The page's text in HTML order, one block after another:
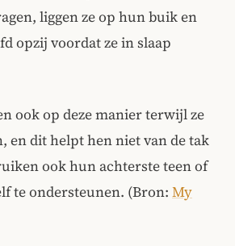
liggen ze op hun buik en
opzij voordat ze in slaap
ook op deze manier terwijl ze
en dit helpt hen niet van de tak
ook hun achterste teen of
te ondersteunen. (Bron: My